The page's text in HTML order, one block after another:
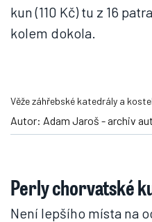
kun (110 Kč) tu z 16
kolem dokola.
Věže záhřebské katedrály a
Autor: Adam Jaroš - archiv
Perly chorvatské
Není lepšího místa na